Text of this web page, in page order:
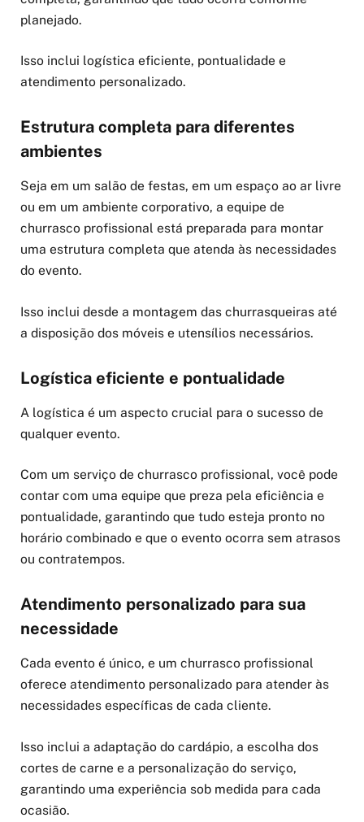
planejado.
Isso inclui logística eficiente, pontualidade e
atendimento personalizado.
Estrutura completa para diferentes
ambientes
Seja em um salão de festas, em um espaço ao ar livre
ou em um ambiente corporativo, a equipe de
churrasco profissional está preparada para montar
uma estrutura completa que atenda às necessidades
do evento.
Isso inclui desde a montagem das churrasqueiras até
a disposição dos móveis e utensílios necessários.
Logística eficiente e pontualidade
A logística é um aspecto crucial para o sucesso de
qualquer evento.
Com um serviço de churrasco profissional, você pode
contar com uma equipe que preza pela eficiência e
pontualidade, garantindo que tudo esteja pronto no
horário combinado e que o evento ocorra sem atrasos
ou contratempos.
Atendimento personalizado para sua
necessidade
Cada evento é único, e um churrasco profissional
oferece atendimento personalizado para atender às
necessidades específicas de cada cliente.
Isso inclui a adaptação do cardápio, a escolha dos
cortes de carne e a personalização do serviço,
garantindo uma experiência sob medida para cada
ocasião.